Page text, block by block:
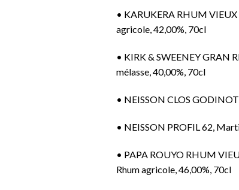
• KARUKERA RHUM VIEUX
agricole, 42,00%, 70cl
• KIRK & SWEENEY GRAN
mélasse, 40,00%, 70cl
• NEISSON CLOS
• NEISSON PROFIL 62,
• PAPA ROUYO RHUM
Rhum agricole, 46,00%, 70cl